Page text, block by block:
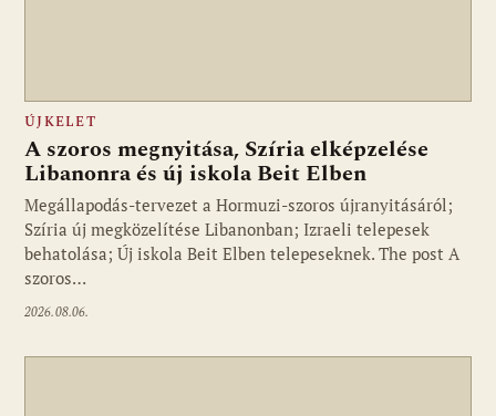
ÚJKELET
A szoros megnyitása, Szíria elképzelése
Libanonra és új iskola Beit Elben
Megállapodás-tervezet a Hormuzi-szoros újranyitásáról;
Szíria új megközelítése Libanonban; Izraeli telepesek
behatolása; Új iskola Beit Elben telepeseknek. The post A
szoros…
2026.08.06.